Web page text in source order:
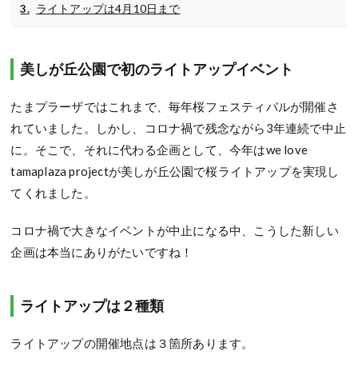
ライトアップは4月10日まで
美しが丘公園で初のライトアップイベント
たまプラーザではこれまで、毎年桜フェスティバルが開催さ
れていました。しかし、コロナ禍で残念ながら3年連続で中止
に。そこで、それに代わる企画として、今年はwe love
tamaplaza projectが美しが丘公園で桜ライトアップを実現し
てくれました。
コロナ禍で大きなイベントが中止になる中、こうした新しい
企画は本当にありがたいですね！
ライトアップは２種類
ライトアップの開催地点は３箇所あります。